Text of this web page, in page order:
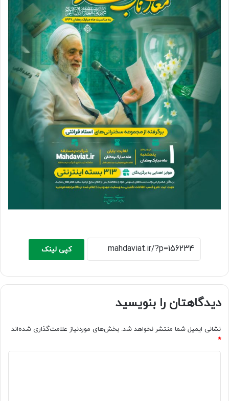
کپی لینک
دیدگاهتان را بنویسید
نشانی ایمیل شما منتشر نخواهد شد. بخش‌های موردنیاز علامت‌گذاری شده‌اند
*